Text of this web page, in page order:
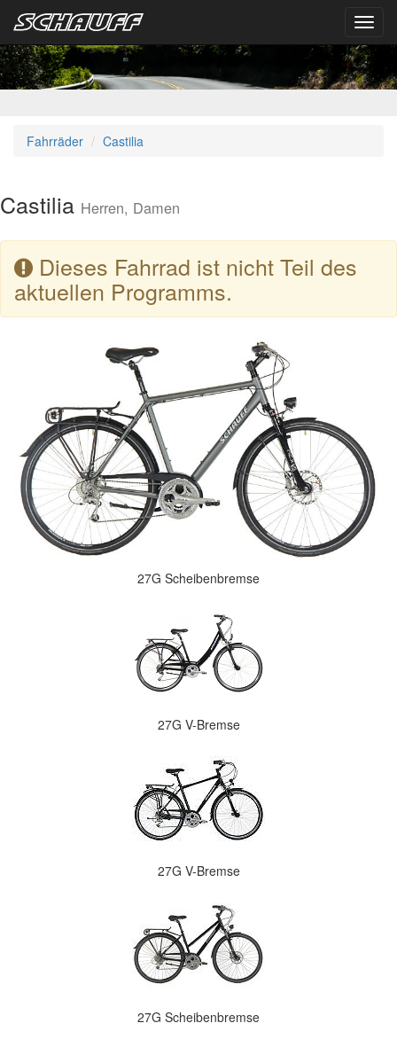
Fahrräder Castilia
Castilia Herren, Damen
Dieses Fahrrad ist nicht Teil des
aktuellen Programms.
27G Scheibenbremse
27G V-Bremse
27G V-Bremse
27G Scheibenbremse